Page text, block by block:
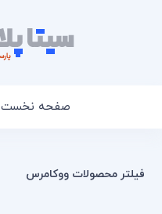
صفحه نخست
فیلتر محصولات ووکامرس